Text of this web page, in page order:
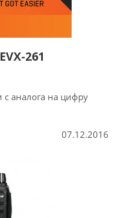
261
аналога на цифру
07.12.2016